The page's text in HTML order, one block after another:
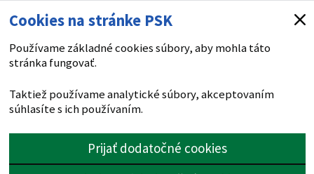
Cookies na stránke PSK
Používame základné cookies súbory, aby mohla táto
stránka fungovať.
Taktiež používame analytické súbory, akceptovaním
súhlasíte s ich používaním.
Prijať dodatočné cookies